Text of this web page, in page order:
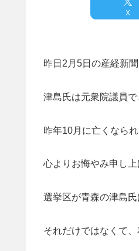
X
昨日2月5日の産経新聞
津島氏は元衆院議員で
昨年10月に亡くなら
心よりお悔やみ申し上
選挙区が青森の津島
それだけではなくて